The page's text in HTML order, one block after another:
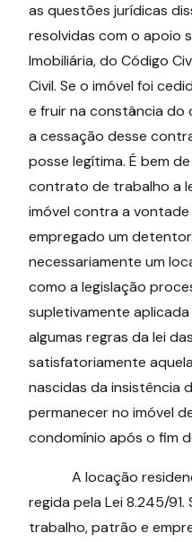
as questões jurídicas
resolvidas com o apoio
Imobiliária, do Código
Civil. Se o imóvel foi
e fruir na constância
a cessação desse
posse legítima. É bem
contrato de trabalho a
imóvel contra a
empregado um
necessariamente um
como a legislação
supletivamente
algumas regras da lei
satisfatoriamente
nascidas da insistência
permanecer no imóvel
condomínio após o fim
A locação
regida pela Lei 8.245/
trabalho, patrão e